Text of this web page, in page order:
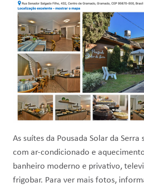
As suítes da Pousada Solar da Serra
com ar-condicionado e
banheiro moderno e privativo,
frigobar. Para ver mais fotos,